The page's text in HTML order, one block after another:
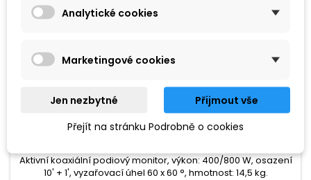
RCF NX 10-SMA
Aktivní koaxiální podiový monitor, výkon: 400/800 W, osazení
10' + 1', vyzařovací úhel 60 x 60 °, hmotnost: 14,5 kg.
Analytické cookies
Marketingové cookies
Jen nezbytné
Přijmout vše
Přejít na stránku Podrobně o cookies